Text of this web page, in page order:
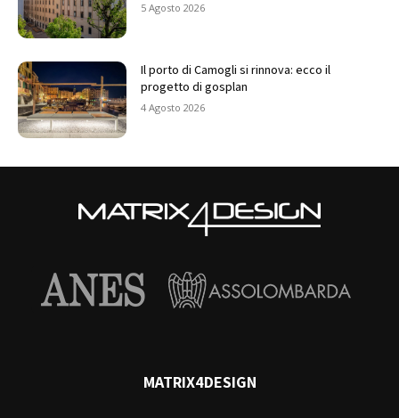
5 Agosto 2026
Il porto di Camogli si rinnova: ecco il
progetto di gosplan
4 Agosto 2026
MATRIX4DESIGN